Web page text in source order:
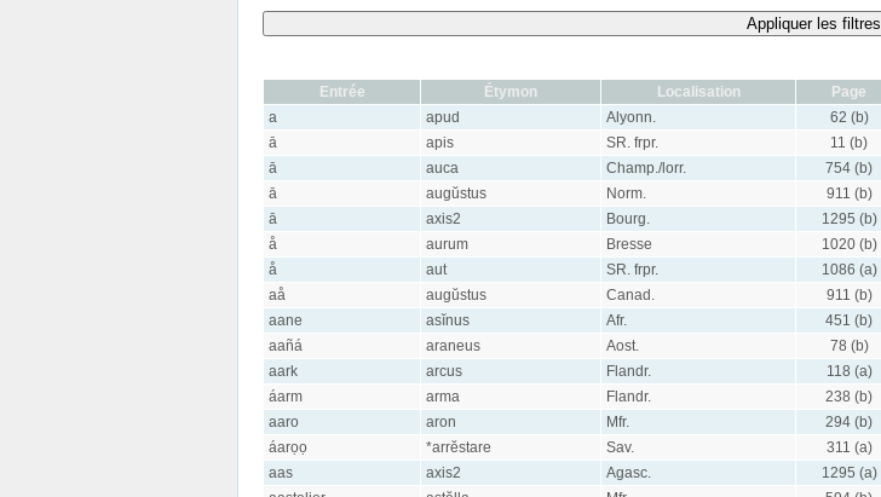
Appliquer les filtres
Entrée Étymon Localisation Page
a
apud Alyonn. 62 (b)
ā
apis SR. frpr. 11 (b)
ā
auca Champ./lorr. 754 (b)
ā
augŭstus Norm. 911 (b)
ā
axis2 Bourg. 1295 (b)
å
aurum Bresse 1020 (b)
å
aut SR. frpr. 1086 (a)
aå
augŭstus Canad. 911 (b)
aane
asĭnus Afr. 451 (b)
aañá
araneus Aost. 78 (b)
aark
arcus Flandr. 118 (a)
áarm
arma Flandr. 238 (b)
aaro
aron Mfr. 294 (b)
áarọọ
*arrĕstare Sav. 311 (a)
aas
axis2 Agasc. 1295 (a)